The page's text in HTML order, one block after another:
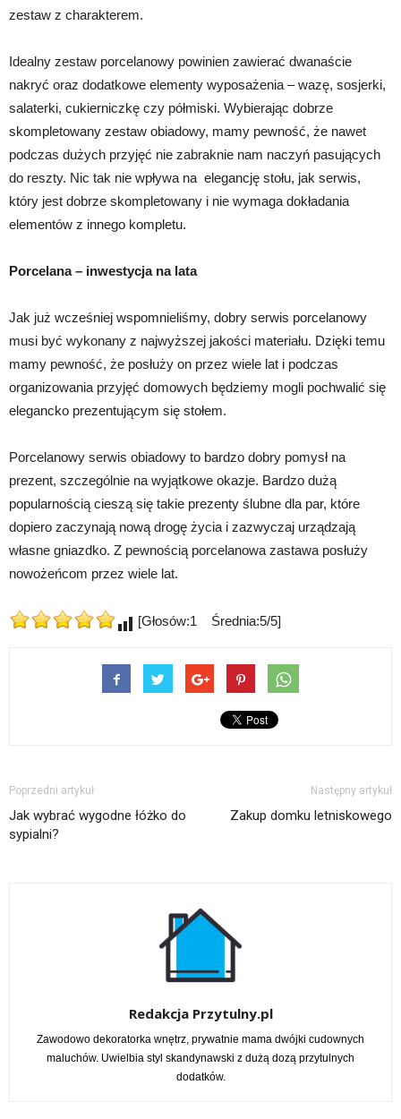
zestaw z charakterem.
Idealny zestaw porcelanowy powinien zawierać dwanaście
nakryć oraz dodatkowe elementy wyposażenia – wazę, sosjerki,
salaterki, cukierniczkę czy półmiski. Wybierając dobrze
skompletowany zestaw obiadowy, mamy pewność, że nawet
podczas dużych przyjęć nie zabraknie nam naczyń pasujących
do reszty. Nic tak nie wpływa na elegancję stołu, jak serwis,
który jest dobrze skompletowany i nie wymaga dokładania
elementów z innego kompletu.
Porcelana – inwestycja na lata
Jak już wcześniej wspomnieliśmy, dobry serwis porcelanowy
musi być wykonany z najwyższej jakości materiału. Dzięki temu
mamy pewność, że posłuży on przez wiele lat i podczas
organizowania przyjęć domowych będziemy mogli pochwalić się
elegancko prezentującym się stołem.
Porcelanowy serwis obiadowy to bardzo dobry pomysł na
prezent, szczególnie na wyjątkowe okazje. Bardzo dużą
popularnością cieszą się takie prezenty ślubne dla par, które
dopiero zaczynają nową drogę życia i zazwyczaj urządzają
własne gniazdko. Z pewnością porcelanowa zastawa posłuży
nowożeńcom przez wiele lat.
[Głosów:1 Średnia:5/5]
Poprzedni artykuł
Jak wybrać wygodne łóżko do
sypialni?
Następny artykuł
Zakup domku letniskowego
Redakcja Przytulny.pl
Zawodowo dekoratorka wnętrz, prywatnie mama dwójki cudownych
maluchów. Uwielbia styl skandynawski z dużą dozą przytulnych
dodatków.